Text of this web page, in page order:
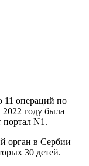
11 операций по
году была
портал N1.
орган в Сербии
30 детей.